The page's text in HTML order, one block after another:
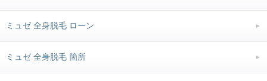
ミュゼ 全身脱毛 ローン
ミュゼ 全身脱毛 箇所